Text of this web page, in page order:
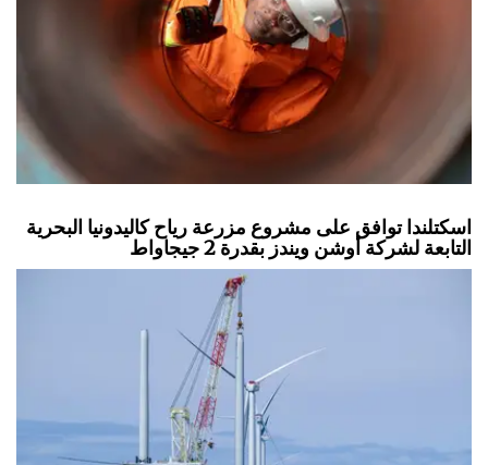
اسكتلندا توافق على مشروع مزرعة رياح كاليدونيا البحرية
التابعة لشركة أوشن ويندز بقدرة 2 جيجاواط